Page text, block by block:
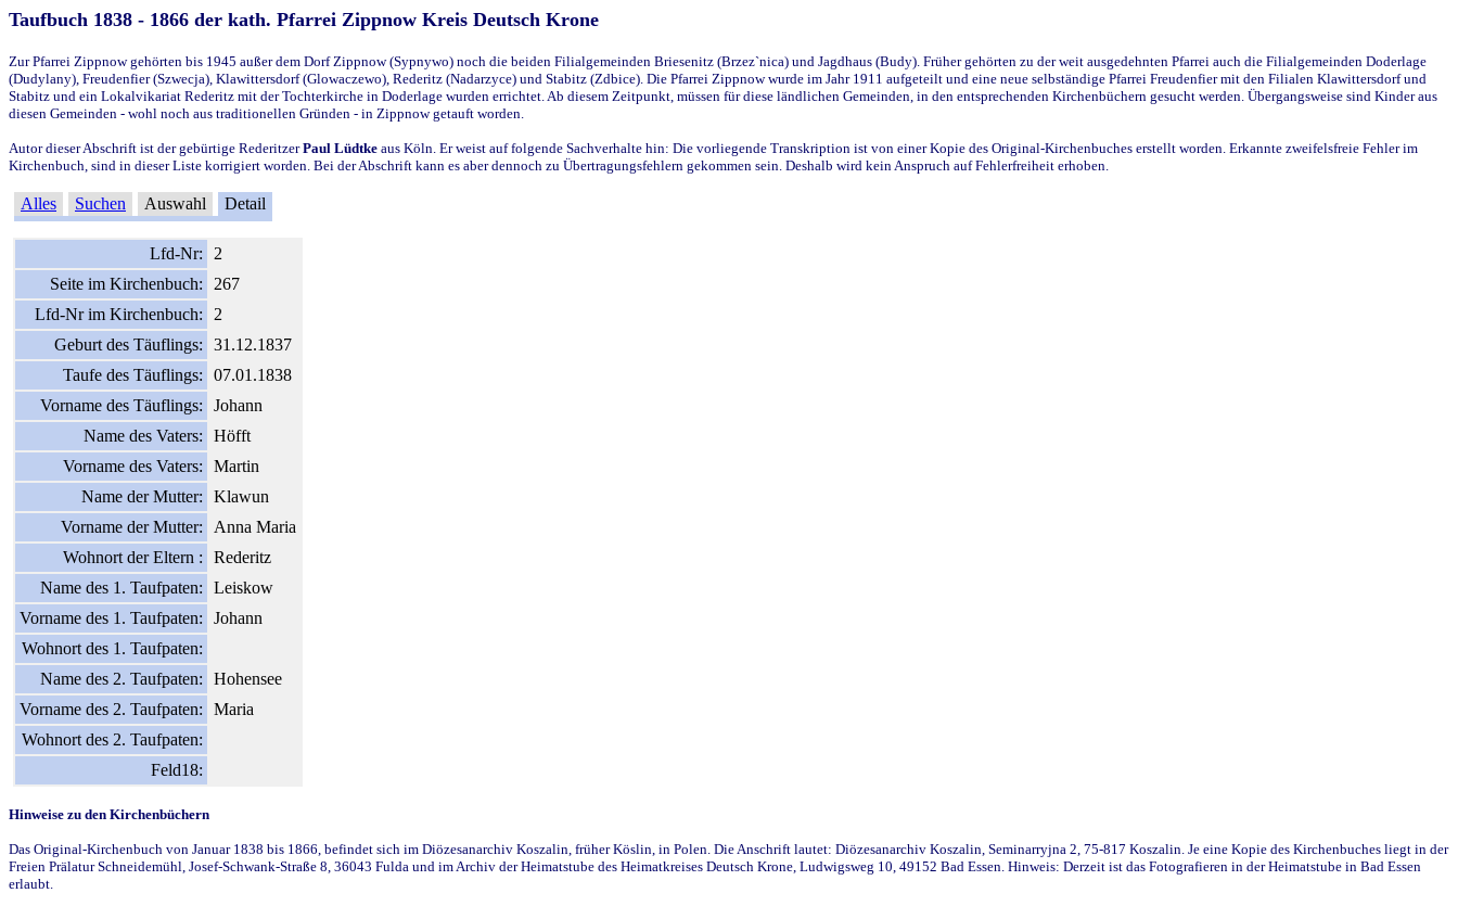
Taufbuch 1838 - 1866 der kath. Pfarrei Zippnow Kreis Deutsch Krone
Zur Pfarrei Zippnow gehörten bis 1945 außer dem Dorf Zippnow (Sypnywo) noch die beiden Filialgemeinden Briesenitz (Brzez`nica) und Jagdhaus (Budy). Früher gehörten zu der weit ausgedehnten Pfarrei auch die Filialgemeinden Doderlage
(Dudylany), Freudenfier (Szwecja), Klawittersdorf (Glowaczewo), Rederitz (Nadarzyce) und Stabitz (Zdbice). Die Pfarrei Zippnow wurde im Jahr 1911 aufgeteilt und eine neue selbständige Pfarrei Freudenfier mit den Filialen Klawittersdorf und
Stabitz und ein Lokalvikariat Rederitz mit der Tochterkirche in Doderlage wurden errichtet. Ab diesem Zeitpunkt, müssen für diese ländlichen Gemeinden, in den entsprechenden Kirchenbüchern gesucht werden. Übergangsweise sind Kinder aus
diesen Gemeinden - wohl noch aus traditionellen Gründen - in Zippnow getauft worden.
Autor dieser Abschrift ist der gebürtige RederitzerPaul Lüdtke aus Köln. Er weist auf folgende Sachverhalte hin: Die vorliegende Transkription ist von einer Kopie des Original-Kirchenbuches erstellt worden. Erkannte zweifelsfreie Fehler im
Kirchenbuch, sind in dieser Liste korrigiert worden. Bei der Abschrift kann es aber dennoch zu Übertragungsfehlern gekommen sein. Deshalb wird kein Anspruch auf Fehlerfreiheit erhoben.
Alles Suchen Auswahl Detail
Lfd-Nr:
2
Seite im Kirchenbuch:
267
Lfd-Nr im Kirchenbuch:
2
Geburt des Täuflings:
31.12.1837
Taufe des Täuflings:
07.01.1838
Vorname des Täuflings:
Johann
Name des Vaters:
Höfft
Vorname des Vaters:
Martin
Name der Mutter:
Klawun
Vorname der Mutter:
Anna Maria
Wohnort der Eltern :
Rederitz
Name des 1. Taufpaten:
Leiskow
Vorname des 1. Taufpaten:
Johann
Wohnort des 1. Taufpaten:
Name des 2. Taufpaten:
Hohensee
Vorname des 2. Taufpaten:
Maria
Wohnort des 2. Taufpaten:
Feld18:
Hinweise zu den Kirchenbüchern
Das Original-Kirchenbuch von Januar 1838 bis 1866, befindet sich im Diözesanarchiv Koszalin, früher Köslin, in Polen. Die Anschrift lautet: Diözesanarchiv Koszalin, Seminarryjna 2, 75-817 Koszalin. Je eine Kopie des Kirchenbuches liegt in der
Freien Prälatur Schneidemühl, Josef-Schwank-Straße 8, 36043 Fulda und im Archiv der Heimatstube des Heimatkreises Deutsch Krone, Ludwigsweg 10, 49152 Bad Essen. Hinweis: Derzeit ist das Fotografieren in der Heimatstube in Bad Essen
erlaubt.